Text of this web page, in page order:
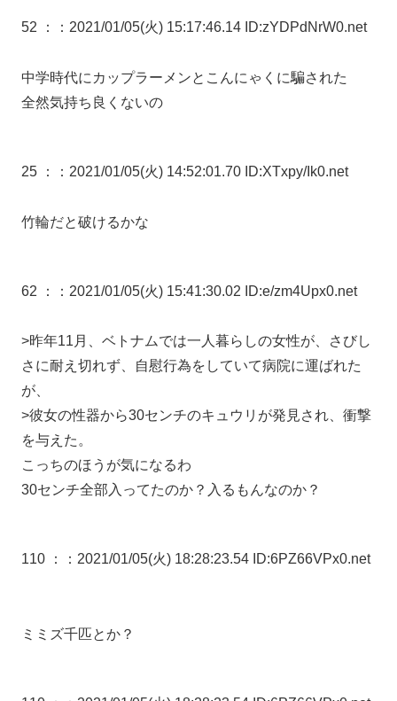
52 ： ：2021/01/05(火) 15:17:46.14 ID:zYDPdNrW0.net
中学時代にカップラーメンとこんにゃくに騙された
全然気持ち良くないの
25 ： ：2021/01/05(火) 14:52:01.70 ID:XTxpy/Ik0.net
竹輪だと破けるかな
62 ： ：2021/01/05(火) 15:41:30.02 ID:e/zm4Upx0.net
>昨年11月、ベトナムでは一人暮らしの女性が、さびし
さに耐え切れず、自慰行為をしていて病院に運ばれた
が、
>彼女の性器から30センチのキュウリが発見され、衝撃
を与えた。
こっちのほうが気になるわ
30センチ全部入ってたのか？入るもんなのか？
110 ： ：2021/01/05(火) 18:28:23.54 ID:6PZ66VPx0.net
ミミズ千匹とか？